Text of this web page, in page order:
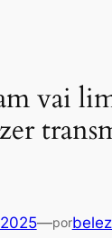
vai
—por